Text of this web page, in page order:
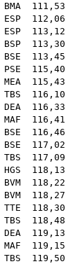
BMA
ESP
ESP
BSP
BSE
PSE
MEA
TBS
DEA
MAF
BSE
BSE
TBS
HGS
BVM
BVM
TTE
TBS
DEA
MAF
TBS